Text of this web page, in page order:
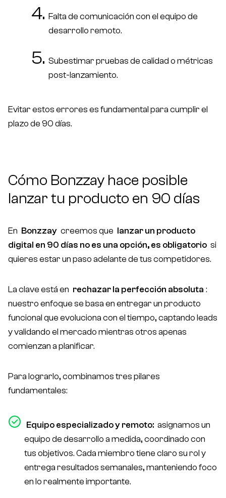
Falta de comunicación con el equipo de
desarrollo remoto.
Subestimar pruebas de calidad o métricas
post-lanzamiento.
Evitar estos errores es fundamental para cumplir el
plazo de 90 días.
Cómo Bonzzay hace posible
lanzar tu producto en 90 días
En Bonzzay creemos que lanzar un producto
digital en 90 días no es una opción, es obligatorio si
quieres estar un paso adelante de tus competidores.
La clave está en rechazar la perfección absoluta :
nuestro enfoque se basa en entregar un producto
funcional que evoluciona con el tiempo, captando leads
y validando el mercado mientras otros apenas
comienzan a planificar.
Para lograrlo, combinamos tres pilares
fundamentales:
Equipo especializado y remoto: asignamos un
equipo de desarrollo a medida, coordinado con
tus objetivos. Cada miembro tiene claro su rol y
entrega resultados semanales, manteniendo foco
en lo realmente importante.